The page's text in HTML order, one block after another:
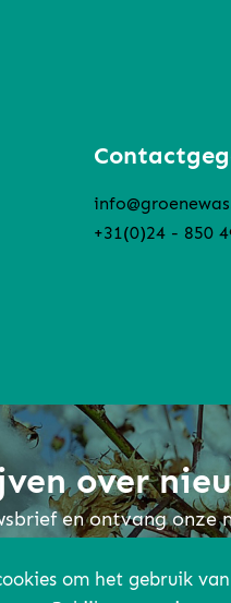
+31(0)24 - 850
over
en ontvang onze
om het gebruik